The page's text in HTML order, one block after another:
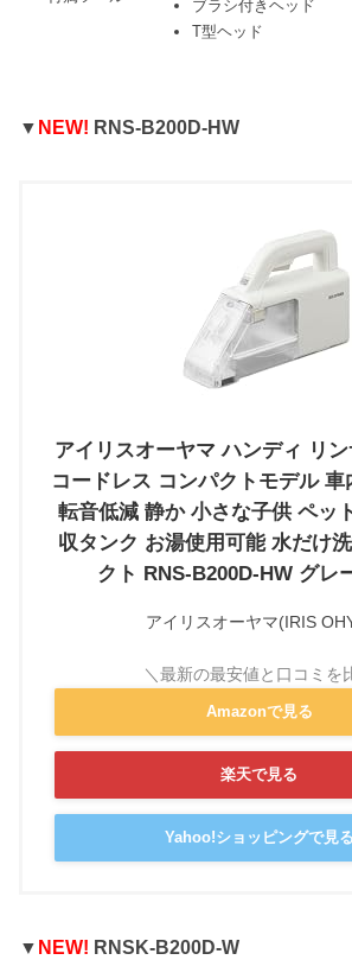
ブラシ付きヘッド
T型ヘッド
▼ NEW! RNS-B200D-HW
アイリスオーヤマ ハンディ リ
コードレス コンパクトモデル
転音低減 静か 小さな子供 ペッ
収タンク お湯使用可能 水だけ
クト RNS-B200D-HW グレ
アイリスオーヤマ(IRIS
Amazonで見る
楽天で見る
Yahoo!ショッピングで見る
▼ NEW! RNSK-B200D-W